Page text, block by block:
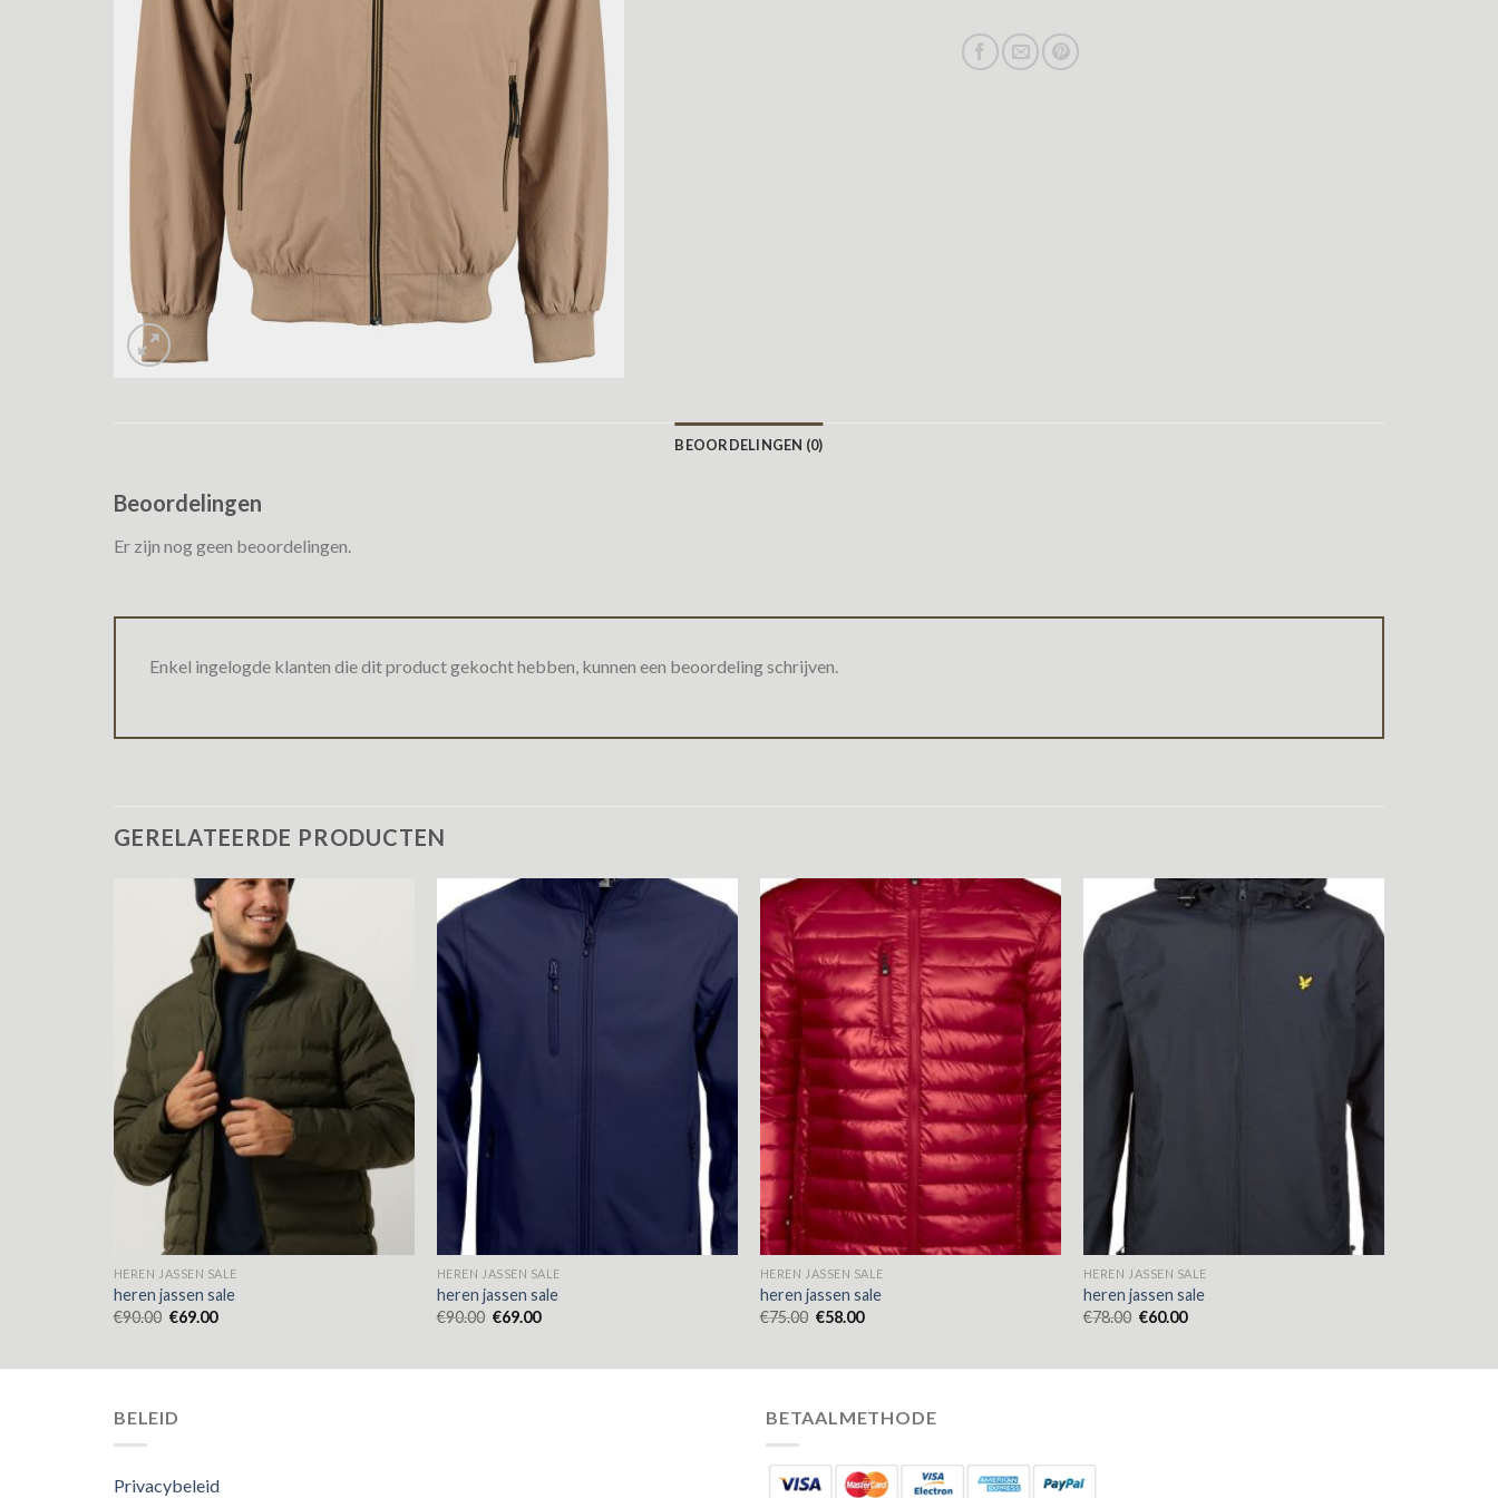
BEOORDELINGEN (0)
Beoordelingen
Er zijn nog geen beoordelingen.
Enkel ingelogde klanten die dit product gekocht hebben, kunnen een beoordeling schrijven.
GERELATEERDE PRODUCTEN
HEREN JASSEN SALE
heren jassen sale
€90.00 €69.00
HEREN JASSEN SALE
heren jassen sale
€90.00 €69.00
HEREN JASSEN SALE
heren jassen sale
€75.00 €58.00
HEREN JASSEN SALE
heren jassen sale
€78.00 €60.00
BELEID
Privacybeleid
BETAALMETHODE